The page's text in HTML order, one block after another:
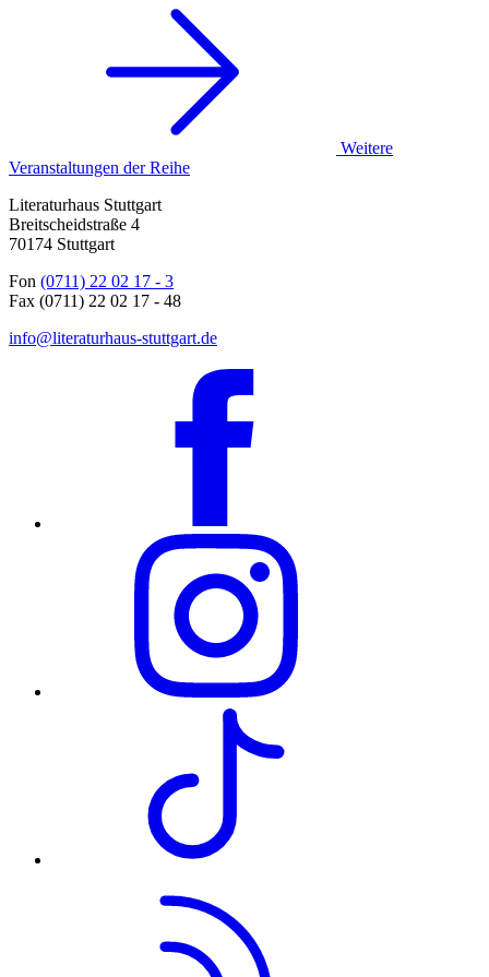
Weitere
Veranstaltungen der Reihe
Literaturhaus Stuttgart
Breitscheidstraße 4
70174 Stuttgart
Fon (0711) 22 02 17 - 3
Fax (0711) 22 02 17 - 48
info@literaturhaus-stuttgart.de